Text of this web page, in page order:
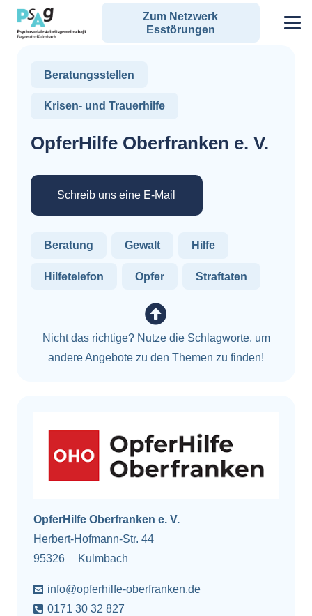
Zum Netzwerk
Esstörungen
Beratungsstellen
Krisen- und Trauerhilfe
OpferHilfe Oberfranken e. V.
Schreib uns eine E-Mail
Beratung Gewalt Hilfe
Hilfetelefon Opfer Straftaten
Nicht das richtige? Nutze die Schlagworte, um
andere Angebote zu den Themen zu finden!
OpferHilfe Oberfranken e. V.
Herbert-Hofmann-Str. 44
95326
Kulmbach
info@opferhilfe-oberfranken.de
0171 30 32 827